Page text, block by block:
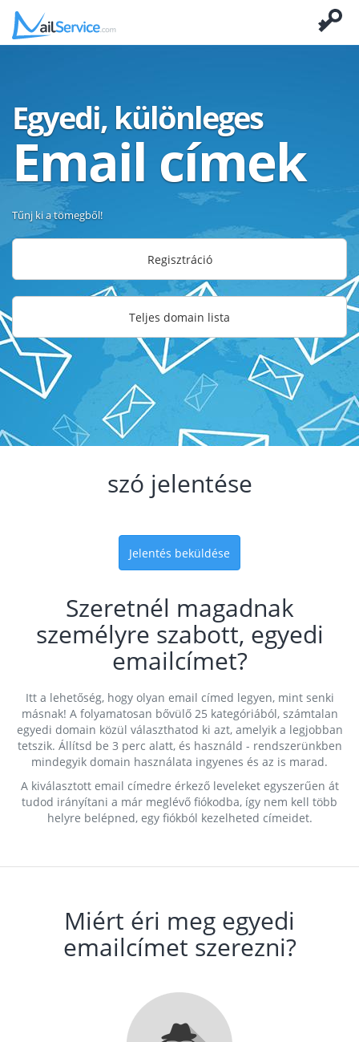
Egyedi, különleges
Email címek
Tűnj ki a tömegből!
Regisztráció
Teljes domain lista
szó jelentése
Jelentés beküldése
Szeretnél magadnak
személyre szabott, egyedi
emailcímet?
Itt a lehetőség, hogy olyan email címed legyen, mint senki
másnak! A folyamatosan bővülő 25 kategóriából, számtalan
egyedi domain közül választhatod ki azt, amelyik a legjobban
tetszik. Állítsd be 3 perc alatt, és használd - rendszerünkben
mindegyik domain használata ingyenes és az is marad.
A kiválasztott email címedre érkező leveleket egyszerűen át
tudod irányítani a már meglévő fiókodba, így nem kell több
helyre belépned, egy fiókból kezelheted címeidet.
Miért éri meg egyedi
emailcímet szerezni?